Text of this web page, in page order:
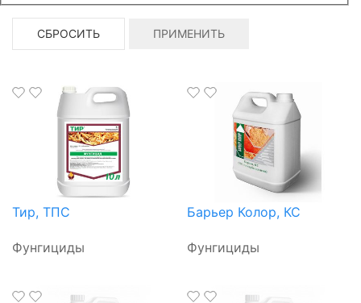
СБРОСИТЬ ПРИМЕНИТЬ
Тир, ТПС
Фунгициды
Барьер Колор, КС
Фунгициды